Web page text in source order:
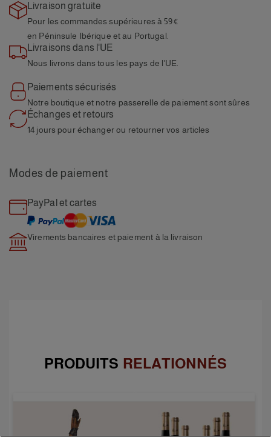
Livraison gratuite
Pour les commandes supérieures à 59€
en Péninsule Ibérique et au Portugal.
Livraisons dans l'UE
Nous livrons dans tous les pays de l'UE.
Paiements sécurisés
Notre boutique et notre passerelle de paiement sont sûres
Échanges et retours
14 jours pour échanger ou retourner vos articles
Modes de paiement
PayPal et cartes
Virements bancaires et paiement à la livraison
PRODUITS RELATIONNÉS